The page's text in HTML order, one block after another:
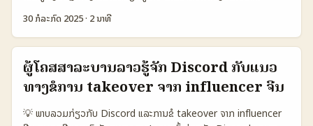
ເທົ່ານັ້ນ, ແຕ່ຍັງເປັນການສ້າງຄວາມສຳພັນທີ່ດີກັບບໍລິສັດ, ການສະແດງຄວາມເປັນ
ຕາຕະລາງການໃຊ້ Discord ໃນການເຊື່ອມຕໍ່ບໍລິສັດຄວາມງາມໃນພິວເຕີໂຣ 🧩
ມາດຕະກຳ Discord Server ບໍລິສັດພິວເຕີໂຣ ຄູ່ແຂ່ງ Discord ອື່ນໆ ການ
ຕິດຕໍ່ສະເພາະ ຕໍ່ຕົວແທນຍິງ 👥 ຈຳນວນສະມາຊິກ 15.000+ 8.000 ເປັນກຸ່ມ
ປິດ 📈 ອັດຕາເຂົ້າຮ່ວມກຸ່ມ ເກີນ 30% ຕໍ່ເດືອນ ເປັນການຕິດຕໍ່ທົ່ວໄປ ໃຫ້ຄວາມ
ສຳຄັນສູງເພື່ອເລືອກຕົວແທນ 💬 ລະດັບການສື່ສານ ສູງ (ມີການສະແດງເນື້ອຫາ
Discord ຈະເຫັນວ່າເປັນແພລແຕຟອມທີ່ເໝາະສົມສຳລັບການສ້າງຊຸມຊົນຫຼືບໍ?
ແລະຫາກຈະປຽບທຽບໃຊ້ງານກັບສິນຄ້າທີ່ທ່ານເຄີຍໃຊ້ຢູ່ ມັນຈະຕ້ອງມີຈຸດແຈ້ງຫຍັງ
ບ້າງ? ຢູ່ໃນລາວ ການເປີດຜົນສໍາລັບ Discord ແລະແພລແຕຟອມອື່ນໆ ເປັນ
ເລື່ອງທີ່ຫຼາຍໆຜູ້ສ້າງສື່ສົນໃຈ ເນື່ອງຈາກມັນສາມາດຊ່ວຍສ້າງພື້ນທີ່ສື່ສານແລະກຸ່ມ
ສະຫນັບສະຫນູນທີ່ກໍ່ຕັ້ງຂຶ້ນໄດ້ຢ່າງງ່າຍດາຍ. ແຕ່ກໍມີຄວາມຍັງຄາງໃຈເກືອບກັບ
ຄວາມສະດວກ ແລະຄຸນນະພາບຂອງ Discord ກັບແພລແຕຟອມອື່ນໆທີ່ເຄີຍ
ແລະສາມາດເລືອກໃຊ້ງານທີ່ຕົກລົງກັບຄວາມຕ້ອງການຂອງທ່ານຢ່າງແນ່ນອນ. 📊
30 ກໍລະກົດ 2025· 2 ນາທີ
ຜູ້ໂຄສສາລະບານລາວຮູ້ຈັກ Discord ກັບແນວ
ທາງຂໍການ takeover ຈາກ influencer ຈີນ
💡 ພາບລວມກ່ຽວກັບ Discord ແລະການຂໍ takeover ຈາກ influencer